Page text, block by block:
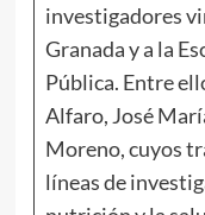
investigadores
Granada y a la
Pública. Entre
Alfaro, José
Moreno, cuyos
líneas de